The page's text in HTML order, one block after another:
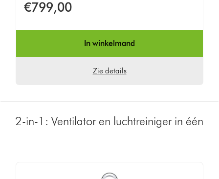
van
€799,00
In winkelmand
Zie details
2-in-1: Ventilator en luchtreiniger in één